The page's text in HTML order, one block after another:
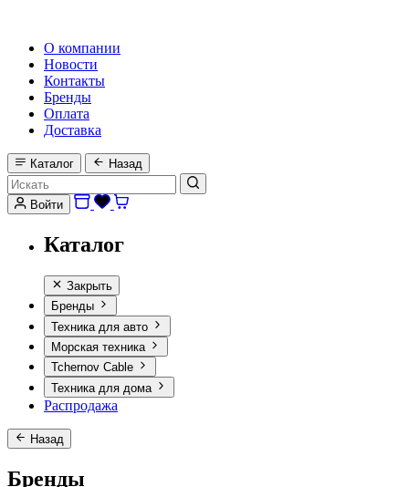
О компании
Новости
Контакты
Бренды
Оплата
Доставка
Каталог Назад
Войти
Каталог
Закрыть
Бренды
Техника для авто
Морская техника
Tchernov Cable
Техника для дома
Распродажа
Назад
Бренды